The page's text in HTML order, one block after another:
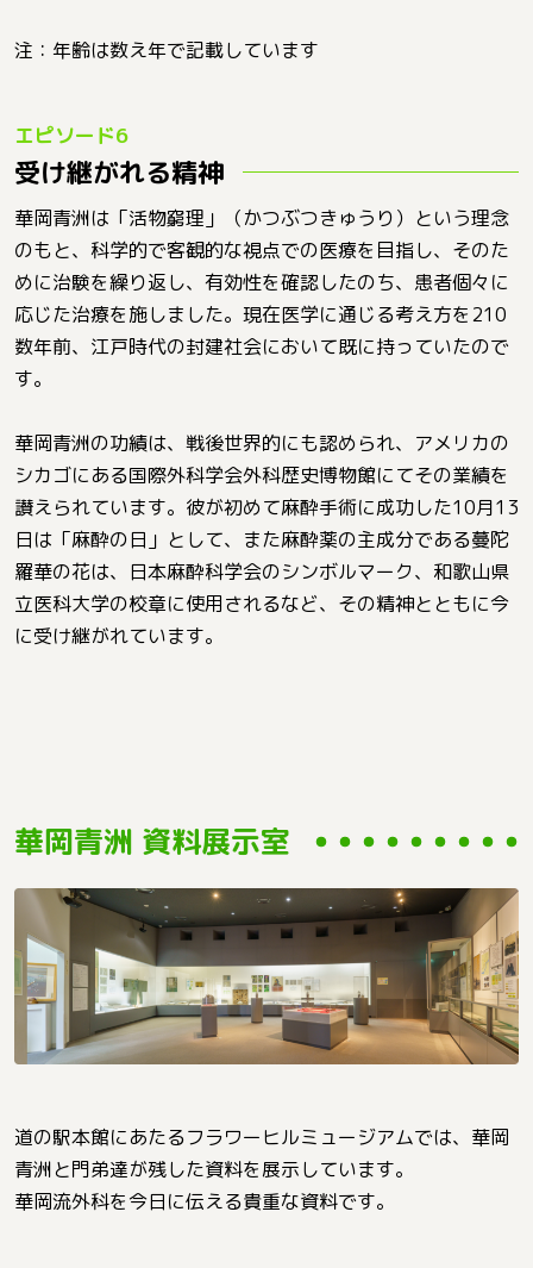
注：年齢は数え年で記載しています
受け継がれる精神
華岡青洲は「活物窮理」（かつぶつきゅうり）という理念
のもと、科学的で客観的な視点での医療を目指し、そのた
めに治験を繰り返し、有効性を確認したのち、患者個々に
応じた治療を施しました。現在医学に通じる考え方を210
数年前、江戸時代の封建社会において既に持っていたので
す。
華岡青洲の功績は、戦後世界的にも認められ、アメリカの
シカゴにある国際外科学会外科歴史博物館にてその業績を
讃えられています。彼が初めて麻酔手術に成功した10月13
日は「麻酔の日」として、また麻酔薬の主成分である蔓陀
羅華の花は、日本麻酔科学会のシンボルマーク、和歌山県
立医科大学の校章に使用されるなど、その精神とともに今
に受け継がれています。
華岡青洲 資料展示室
道の駅本館にあたるフラワーヒルミュージアムでは、華岡
青洲と門弟達が残した資料を展示しています。
華岡流外科を今日に伝える貴重な資料です。